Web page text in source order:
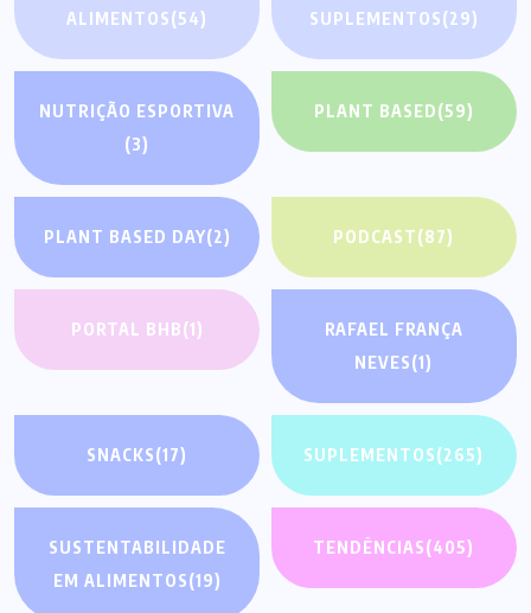
ALIMENTOS(54) SUPLEMENTOS(29)
NUTRIÇÃO ESPORTIVA
(3)
PLANT BASED(59)
PLANT BASED DAY(2) PODCAST(87)
PORTAL BHB(1)
RAFAEL FRANÇA
NEVES(1)
SNACKS(17) SUPLEMENTOS(265)
SUSTENTABILIDADE
EM ALIMENTOS(19)
TENDÊNCIAS(405)